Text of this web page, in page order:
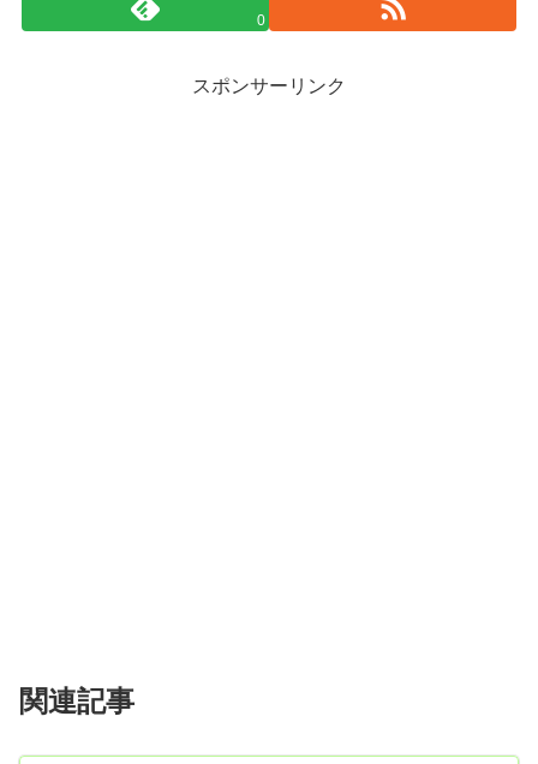
0
スポンサーリンク
関連記事